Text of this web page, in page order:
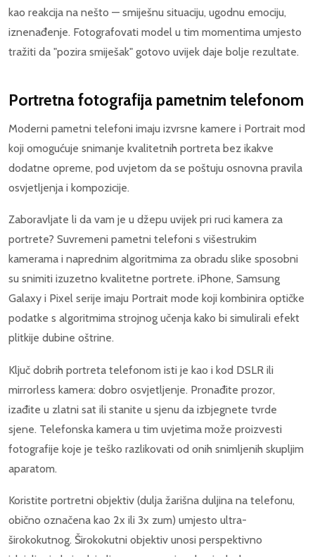
kao reakcija na nešto — smiješnu situaciju, ugodnu emociju,
iznenađenje. Fotografovati model u tim momentima umjesto
tražiti da "pozira smiješak" gotovo uvijek daje bolje rezultate.
Portretna fotografija pametnim telefonom
Moderni pametni telefoni imaju izvrsne kamere i Portrait mod
koji omogućuje snimanje kvalitetnih portreta bez ikakve
dodatne opreme, pod uvjetom da se poštuju osnovna pravila
osvjetljenja i kompozicije.
Zaboravljate li da vam je u džepu uvijek pri ruci kamera za
portrete? Suvremeni pametni telefoni s višestrukim
kamerama i naprednim algoritmima za obradu slike sposobni
su snimiti izuzetno kvalitetne portrete. iPhone, Samsung
Galaxy i Pixel serije imaju Portrait mode koji kombinira optičke
podatke s algoritmima strojnog učenja kako bi simulirali efekt
plitkije dubine oštrine.
Ključ dobrih portreta telefonom isti je kao i kod DSLR ili
mirrorless kamera: dobro osvjetljenje. Pronađite prozor,
izađite u zlatni sat ili stanite u sjenu da izbjegnete tvrde
sjene. Telefonska kamera u tim uvjetima može proizvesti
fotografije koje je teško razlikovati od onih snimljenih skupljim
aparatom.
Koristite portretni objektiv (dulja žarišna duljina na telefonu,
obično označena kao 2x ili 3x zum) umjesto ultra-
širokokutnog. Širokokutni objektiv unosi perspektivno